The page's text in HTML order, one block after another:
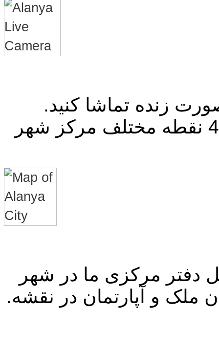
زنده تماشا کنید.
پخش از طرف شهرداری آلانیا از 4 نقطه مختلف مرکز شهر
دفتر مرکزی ما در شهر